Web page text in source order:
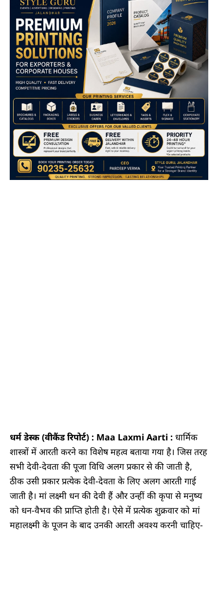
धर्म डेस्क (वीकैंड रिपोर्ट) : Maa Laxmi Aarti : धार्मिक
शास्त्रों में आरती करने का विशेष महत्व बताया गया है। जिस तरह
सभी देवी-देवता की पूजा विधि अलग प्रकार से की जाती है,
ठीक उसी प्रकार प्रत्येक देवी-देवता के लिए अलग आरती गाई
जाती है। मां लक्ष्मी धन की देवी हैं और उन्हीं की कृपा से मनुष्य
को धन-वैभव की प्राप्ति होती है। ऐसे में प्रत्येक शुक्रवार को मां
महालक्ष्मी के पूजन के बाद उनकी आरती अवश्य करनी चाहिए-